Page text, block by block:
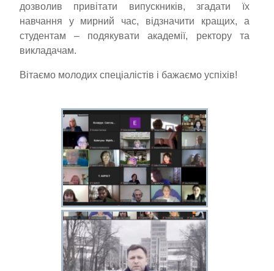
дозволив привітати випускників, згадати їх
навчання у мирний час, відзначити кращих, а
студентам – подякувати академії, ректору та
викладачам.
Вітаємо молодих спеціалістів і бажаємо успіхів!